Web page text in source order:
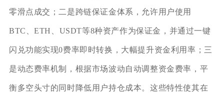
零滑点成交；二是跨链保证金体系，允许用户使用
BTC、ETH、USDT等8种资产作为保证金，并通过一键
闪兑功能实现0费率即时转换，大幅提升资金利用率；三
是动态费率机制，根据市场波动自动调整资金费率，平
衡多空头寸的同时降低用户持仓成本。这些特性使其在